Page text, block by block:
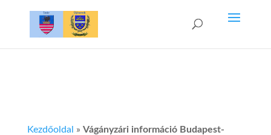
Kezdőoldal » Vágányzári információ Budapest-